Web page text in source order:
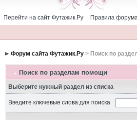
Перейти на сайт Футажик.Ру Правила
Форум сайта Футажик.Ру> Поиск по
Поиск по разделам помощи
Выберите нужный раздел из списка
Введите ключевые слова для поиска